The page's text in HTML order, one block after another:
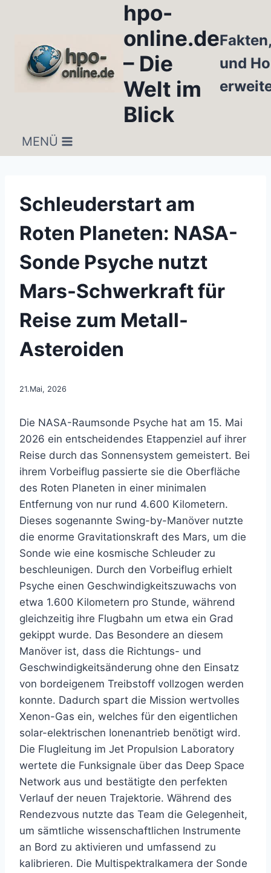
hpo-
online.de
– Die
Welt im
Blick
und
MENÜ
Schleuderstart am
Roten Planeten: NASA-
Sonde Psyche nutzt
Mars-Schwerkraft für
Reise zum Metall-
Asteroiden
21.Mai, 2026
Die NASA-Raumsonde Psyche hat am 15. Mai
2026 ein entscheidendes Etappenziel auf ihrer
Reise durch das Sonnensystem gemeistert. Bei
ihrem Vorbeiflug passierte sie die Oberfläche
des Roten Planeten in einer minimalen
Entfernung von nur rund 4.600 Kilometern.
Dieses sogenannte Swing-by-Manöver nutzte
die enorme Gravitationskraft des Mars, um die
Sonde wie eine kosmische Schleuder zu
beschleunigen. Durch den Vorbeiflug erhielt
Psyche einen Geschwindigkeitszuwachs von
etwa 1.600 Kilometern pro Stunde, während
gleichzeitig ihre Flugbahn um etwa ein Grad
gekippt wurde. Das Besondere an diesem
Manöver ist, dass die Richtungs- und
Geschwindigkeitsänderung ohne den Einsatz
von bordeigenem Treibstoff vollzogen werden
konnte. Dadurch spart die Mission wertvolles
Xenon-Gas ein, welches für den eigentlichen
solar-elektrischen Ionenantrieb benötigt wird.
Die Flugleitung im Jet Propulsion Laboratory
wertete die Funksignale über das Deep Space
Network aus und bestätigte den perfekten
Verlauf der neuen Trajektorie. Während des
Rendezvous nutzte das Team die Gelegenheit,
um sämtliche wissenschaftlichen Instrumente
an Bord zu aktivieren und umfassend zu
kalibrieren. Die Multispektralkamera der Sonde